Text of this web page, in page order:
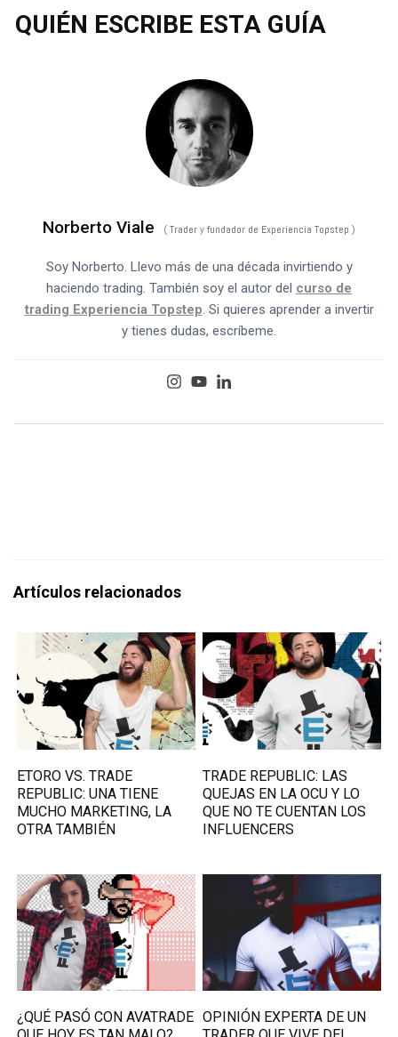
QUIÉN ESCRIBE ESTA GUÍA
Norberto Viale (Trader y fundador de Experiencia Topstep )
Soy Norberto. Llevo más de una década invirtiendo y
haciendo trading. También soy el autor del curso de
trading Experiencia Topstep. Si quieres aprender a invertir
y tienes dudas, escríbeme.
Artículos relacionados
ETORO VS. TRADE
REPUBLIC: UNA TIENE
MUCHO MARKETING, LA
OTRA TAMBIÉN
TRADE REPUBLIC: LAS
QUEJAS EN LA OCU Y LO
QUE NO TE CUENTAN LOS
INFLUENCERS
¿QUÉ PASÓ CON AVATRADE OPINIÓN EXPERTA DE UN